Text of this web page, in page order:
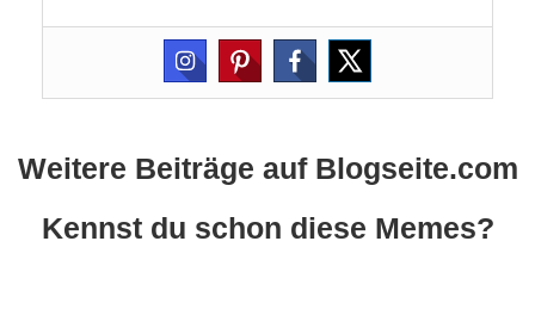
Weitere Beiträge auf Blogseite.com
Kennst du schon diese Memes?